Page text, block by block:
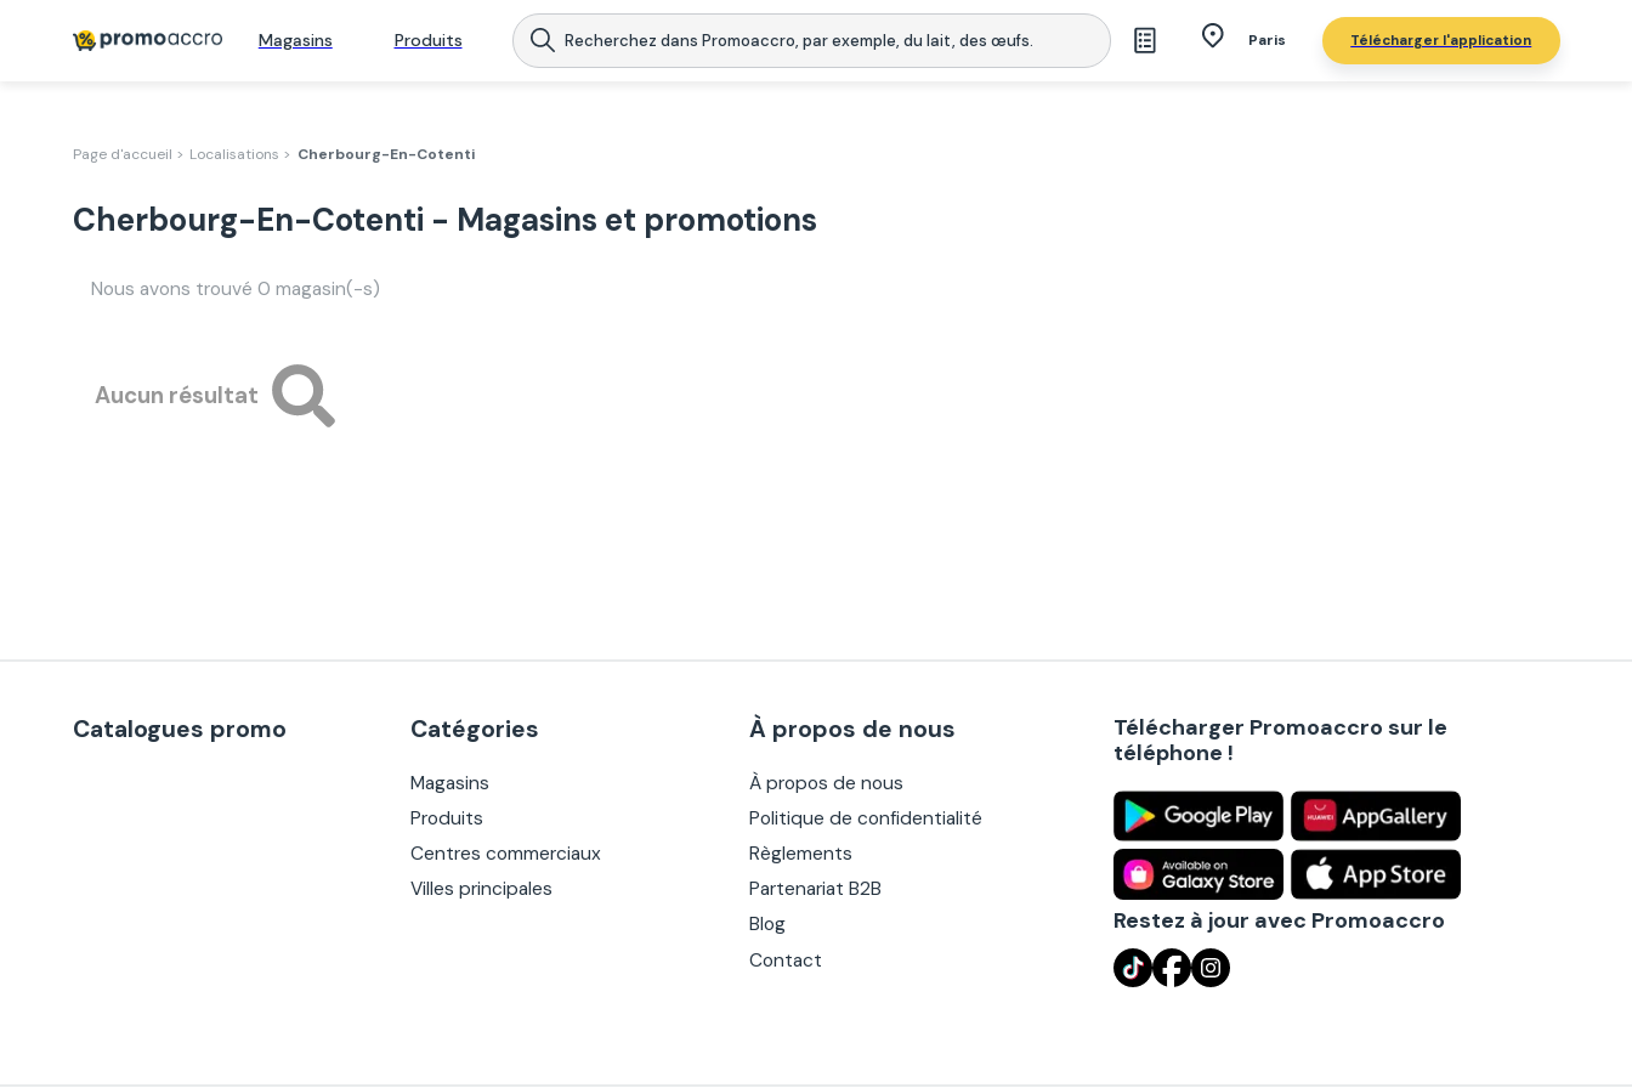
Magasins Produits Paris Télécharger l'application
Page d'accueil > Localisations > Cherbourg-En-Cotenti
Cherbourg-En-Cotenti - Magasins et promotions
Nous avons trouvé 0 magasin(-s)
Aucun résultat
Catalogues promo Catégories
Magasins
Produits
Centres commerciaux
Villes principales
À propos de nous
À propos de nous
Politique de confidentialité
Règlements
Partenariat B2B
Blog
Contact
Télécharger Promoaccro sur le
téléphone !
Restez à jour avec Promoaccro